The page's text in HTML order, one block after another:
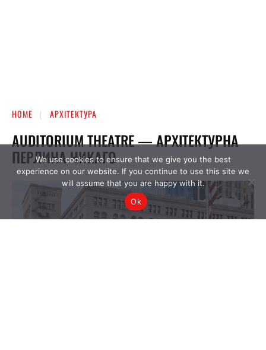
We use cookies to ensure that we give you the best
experience on our website. If you continue to use this site we
will assume that you are happy with it.
Ok